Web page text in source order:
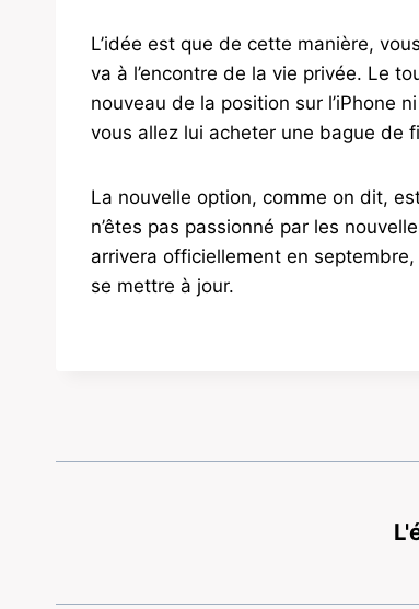
L’idée est que de cette manière,
va à l’encontre de la vie privée. Le
nouveau de la position sur l’iPhone
vous allez lui acheter une bague de
La nouvelle option, comme on dit,
n’êtes pas passionné par les
arrivera officiellement en
se mettre à jour.